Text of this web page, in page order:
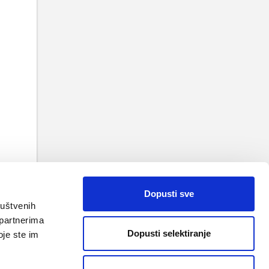
ste im
Dopusti sve
Dopusti selektiranje